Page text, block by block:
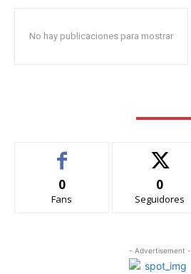
No hay publicaciones para mostrar
0
Fans
0
Seguidores
- Advertisement -